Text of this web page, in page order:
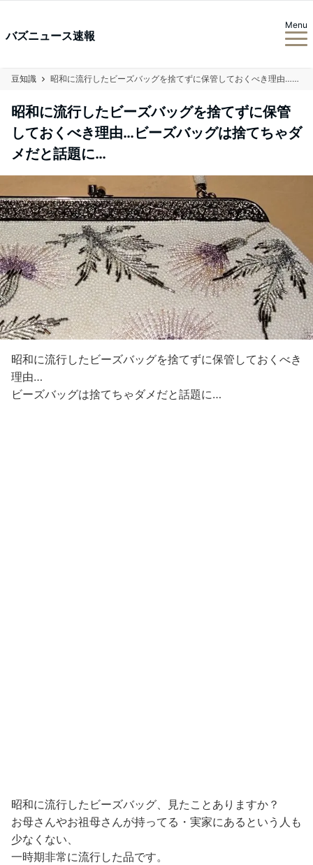
バズニュース速報
Menu
豆知識 昭和に流行したビーズバッグを捨てずに保管しておくべき理由…ビーズバッグは捨てちゃダメだと話題に…
昭和に流行したビーズバッグを捨てずに保管
しておくべき理由…ビーズバッグは捨てちゃダ
メだと話題に…
昭和に流行したビーズバッグを捨てずに保管しておくべき
理由…
ビーズバッグは捨てちゃダメだと話題に…
昭和に流行したビーズバッグ、見たことありますか？
お母さんやお祖母さんが持ってる・実家にあるという人も
少なくない、
一時期非常に流行した品です。